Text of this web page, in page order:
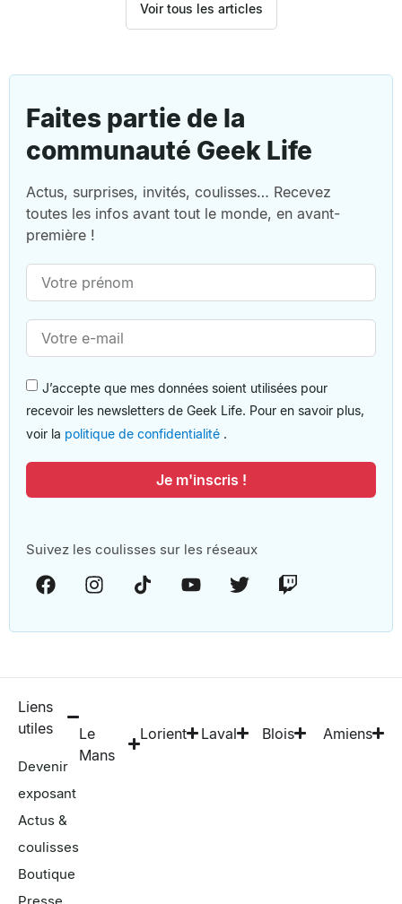
Voir tous les articles
Faites partie de la
communauté Geek Life
Actus, surprises, invités, coulisses… Recevez
toutes les infos avant tout le monde, en avant-
première !
J’accepte que mes données soient utilisées pour
recevoir les newsletters de Geek Life. Pour en savoir plus,
voir la politique de confidentialité .
Je m'inscris !
Suivez les coulisses sur les réseaux
Liens
utiles
Devenir
exposant
Actus &
coulisses
Boutique
Le
Mans
Lorient Laval Blois Amiens